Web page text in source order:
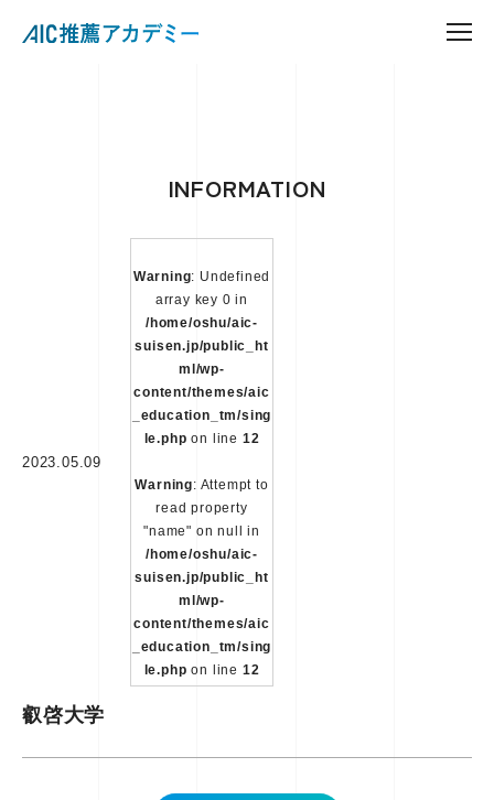
INFORMATION
2023.05.09
Warning: Undefined
array key 0 in
/home/oshu/aic-
suisen.jp/public_ht
ml/wp-
content/themes/aic
_education_tm/sing
le.php on line 12
Warning: Attempt to
read property
"name" on null in
/home/oshu/aic-
suisen.jp/public_ht
ml/wp-
content/themes/aic
_education_tm/sing
le.php on line 12
叡啓大学